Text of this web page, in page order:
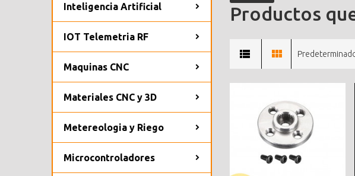
Inteligencia Artificial
IOT Telemetria RF
Maquinas CNC
Materiales CNC y 3D
Metereologia y Riego
Microcontroladores
Productos